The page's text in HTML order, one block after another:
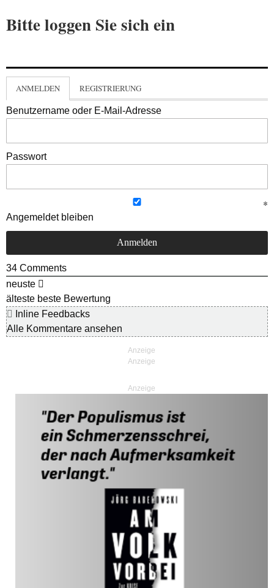
Bitte loggen Sie sich ein
ANMELDEN REGISTRIERUNG
Benutzername oder E-Mail-Adresse
Passwort
Angemeldet bleiben
34 Comments
neuste
älteste beste Bewertung
Inline Feedbacks
Alle Kommentare ansehen
Anzeige